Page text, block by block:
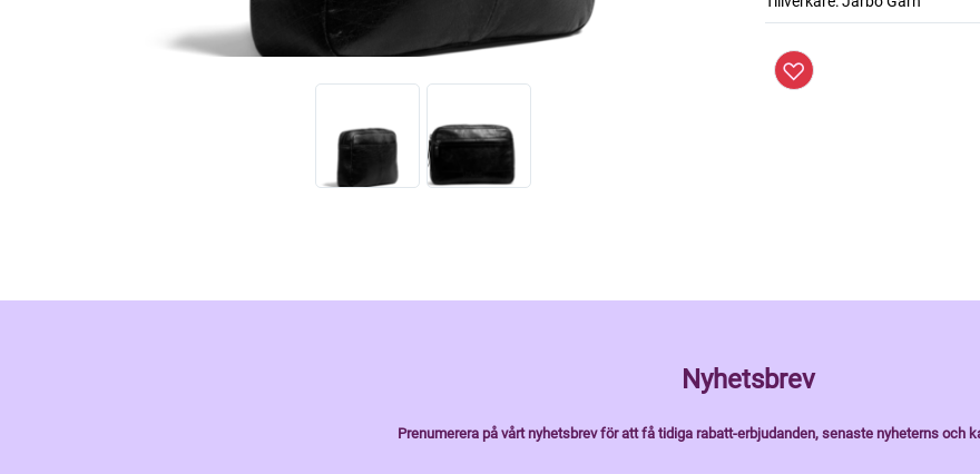
Nyhetsbrev
Prenumerera på vårt nyhetsbrev för att få tidiga rabatt-erbjudanden, senaste nyheterns och